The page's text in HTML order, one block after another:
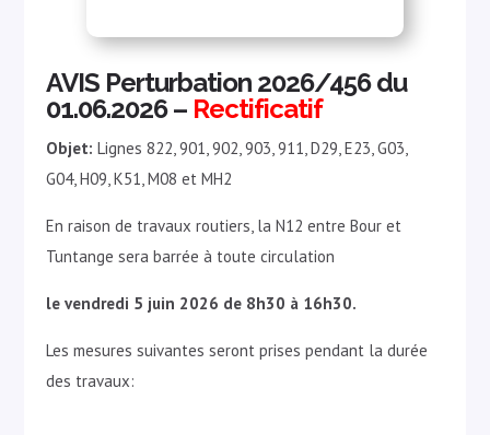
AVIS Perturbation 2026/456 du
01.06.2026 – Rectificatif
Objet: Lignes 822, 901, 902, 903, 911, D29, E23, G03,
G04, H09, K51, M08 et MH2
En raison de travaux routiers, la N12 entre Bour et
Tuntange sera barrée à toute circulation
le vendredi 5 juin 2026 de 8h30 à 16h30.
Les mesures suivantes seront prises pendant la durée
des travaux: